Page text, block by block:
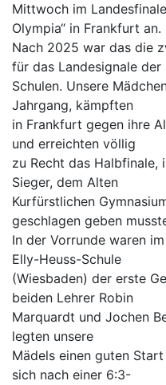
Mittwoch im
Olympia“ in Frankfurt an.
Nach 2025 war das die
für das Landesignale der
Schulen. Unsere
Jahrgang, kämpften
in Frankfurt gegen ihre
und erreichten völlig
zu Recht das Halbfinale,
Sieger, dem Alten
Kurfürstlichen
geschlagen geben
In der Vorrunde waren
Elly-Heuss-Schule
(Wiesbaden) der erste
beiden Lehrer Robin
Marquardt und Jochen
legten unsere
Mädels einen guten
sich nach einer 6:3-